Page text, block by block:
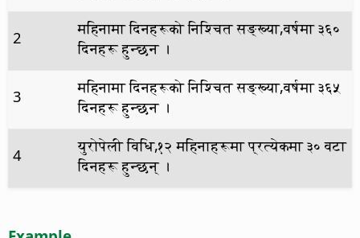
2
महिनामा दिनहरूको निश्चित सङ्ख्या,वर्षमा ३६०
दिनहरू हुन्छन ।
3
महिनामा दिनहरूको निश्चित सङ्ख्या,वर्षमा ३६५
दिनहरू हुन्छन ।
4
युरोपेली विधि,१२ महिनाहरूमा प्रत्येकमा ३० वटा
दिनहरू हुन्छन् ।